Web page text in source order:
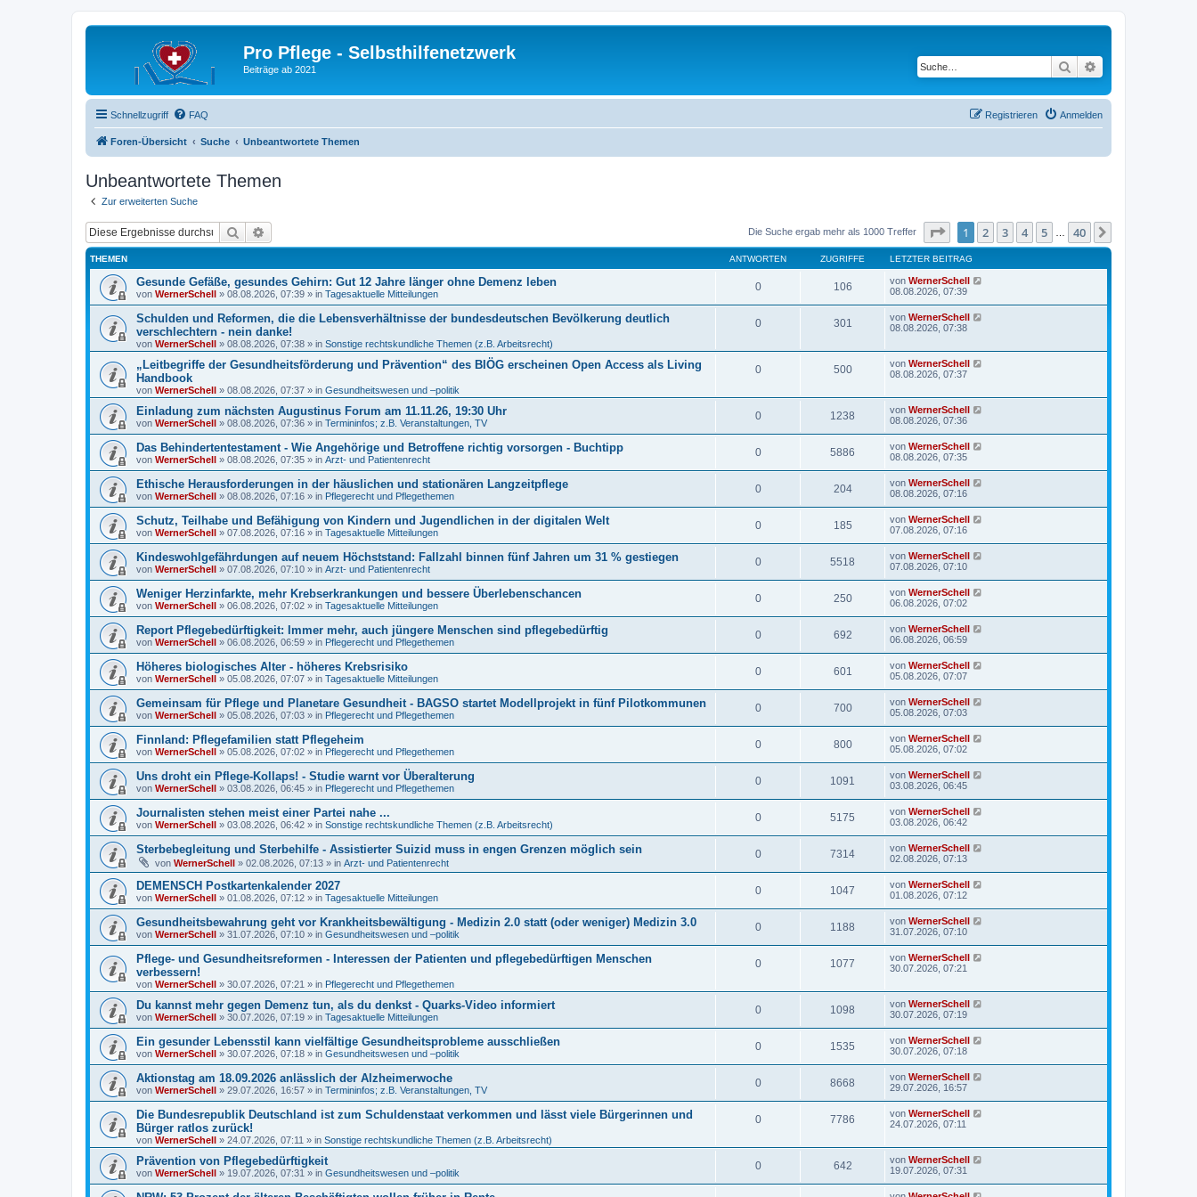
Pro Pflege - Selbsthilfenetzwerk
Beiträge ab 2021 Suche
Schnellzugriff FAQ Anmelden
Registrieren
Foren-Übersicht Suche Unbeantwortete Themen
Unbeantwortete Themen
Zur erweiterten Suche
Suche Die Suche ergab mehr als 1000 Treffer Seite von40
1 2 3 4 5 40
THEMEN ANTWORTEN ZUGRIFFE LETZTER BEITRAG
Gesunde Gefäße, gesundes Gehirn: Gut 12 Jahre länger ohne Demenz leben
von WernerSchell » 08.08.2026, 07:39 » in Tagesaktuelle Mitteilungen
0 106 von WernerSchell
08.08.2026, 07:39
Schulden und Reformen, die die Lebensverhältnisse der bundesdeutschen Bevölkerung deutlich
verschlechtern - nein danke!
von WernerSchell » 08.08.2026, 07:38 » in Sonstige rechtskundliche Themen (z.B. Arbeitsrecht)
0 301 von WernerSchell
08.08.2026, 07:38
„Leitbegriffe der Gesundheitsförderung und Prävention“ des BIÖG erscheinen Open Access als Living
Handbook
von WernerSchell » 08.08.2026, 07:37 » in Gesundheitswesen und –politik
0 500 von WernerSchell
08.08.2026, 07:37
Einladung zum nächsten Augustinus Forum am 11.11.26, 19:30 Uhr
von WernerSchell » 08.08.2026, 07:36 » in Termininfos; z.B. Veranstaltungen, TV
0 1238 von WernerSchell
08.08.2026, 07:36
Das Behindertentestament - Wie Angehörige und Betroffene richtig vorsorgen - Buchtipp
von WernerSchell » 08.08.2026, 07:35 » in Arzt- und Patientenrecht
0 5886 von WernerSchell
08.08.2026, 07:35
Ethische Herausforderungen in der häuslichen und stationären Langzeitpflege
von WernerSchell » 08.08.2026, 07:16 » in Pflegerecht und Pflegethemen
0 204 von WernerSchell
08.08.2026, 07:16
Schutz, Teilhabe und Befähigung von Kindern und Jugendlichen in der digitalen Welt
von WernerSchell » 07.08.2026, 07:16 » in Tagesaktuelle Mitteilungen
0 185 von WernerSchell
07.08.2026, 07:16
Kindeswohlgefährdungen auf neuem Höchststand: Fallzahl binnen fünf Jahren um 31 % gestiegen
von WernerSchell » 07.08.2026, 07:10 » in Arzt- und Patientenrecht
0 5518 von WernerSchell
07.08.2026, 07:10
Weniger Herzinfarkte, mehr Krebserkrankungen und bessere Überlebenschancen
von WernerSchell » 06.08.2026, 07:02 » in Tagesaktuelle Mitteilungen
0 250 von WernerSchell
06.08.2026, 07:02
Report Pflegebedürftigkeit: Immer mehr, auch jüngere Menschen sind pflegebedürftig
von WernerSchell » 06.08.2026, 06:59 » in Pflegerecht und Pflegethemen
0 692 von WernerSchell
06.08.2026, 06:59
Höheres biologisches Alter - höheres Krebsrisiko
von WernerSchell » 05.08.2026, 07:07 » in Tagesaktuelle Mitteilungen
0 601 von WernerSchell
05.08.2026, 07:07
Gemeinsam für Pflege und Planetare Gesundheit - BAGSO startet Modellprojekt in fünf Pilotkommunen
von WernerSchell » 05.08.2026, 07:03 » in Pflegerecht und Pflegethemen
0 700 von WernerSchell
05.08.2026, 07:03
Finnland: Pflegefamilien statt Pflegeheim
von WernerSchell » 05.08.2026, 07:02 » in Pflegerecht und Pflegethemen
0 800 von WernerSchell
05.08.2026, 07:02
Uns droht ein Pflege-Kollaps! - Studie warnt vor Überalterung
von WernerSchell » 03.08.2026, 06:45 » in Pflegerecht und Pflegethemen
0 1091 von WernerSchell
03.08.2026, 06:45
Journalisten stehen meist einer Partei nahe ...
von WernerSchell » 03.08.2026, 06:42 » in Sonstige rechtskundliche Themen (z.B. Arbeitsrecht)
0 5175 von WernerSchell
03.08.2026, 06:42
Sterbebegleitung und Sterbehilfe - Assistierter Suizid muss in engen Grenzen möglich sein
von WernerSchell » 02.08.2026, 07:13 » in Arzt- und Patientenrecht
0 7314 von WernerSchell
02.08.2026, 07:13
DEMENSCH Postkartenkalender 2027
von WernerSchell » 01.08.2026, 07:12 » in Tagesaktuelle Mitteilungen
0 1047 von WernerSchell
01.08.2026, 07:12
Gesundheitsbewahrung geht vor Krankheitsbewältigung - Medizin 2.0 statt (oder weniger) Medizin 3.0
von WernerSchell » 31.07.2026, 07:10 » in Gesundheitswesen und –politik
0 1188 von WernerSchell
31.07.2026, 07:10
Pflege- und Gesundheitsreformen - Interessen der Patienten und pflegebedürftigen Menschen
verbessern!
von WernerSchell » 30.07.2026, 07:21 » in Pflegerecht und Pflegethemen
0 1077 von WernerSchell
30.07.2026, 07:21
Du kannst mehr gegen Demenz tun, als du denkst - Quarks-Video informiert
von WernerSchell » 30.07.2026, 07:19 » in Tagesaktuelle Mitteilungen
0 1098 von WernerSchell
30.07.2026, 07:19
Ein gesunder Lebensstil kann vielfältige Gesundheitsprobleme ausschließen
von WernerSchell » 30.07.2026, 07:18 » in Gesundheitswesen und –politik
0 1535 von WernerSchell
30.07.2026, 07:18
Aktionstag am 18.09.2026 anlässlich der Alzheimerwoche
von WernerSchell » 29.07.2026, 16:57 » in Termininfos; z.B. Veranstaltungen, TV
0 8668 von WernerSchell
29.07.2026, 16:57
Die Bundesrepublik Deutschland ist zum Schuldenstaat verkommen und lässt viele Bürgerinnen und
Bürger ratlos zurück!
von WernerSchell » 24.07.2026, 07:11 » in Sonstige rechtskundliche Themen (z.B. Arbeitsrecht)
0 7786 von WernerSchell
24.07.2026, 07:11
Prävention von Pflegebedürftigkeit
von WernerSchell » 19.07.2026, 07:31 » in Gesundheitswesen und –politik
0 642 von WernerSchell
19.07.2026, 07:31